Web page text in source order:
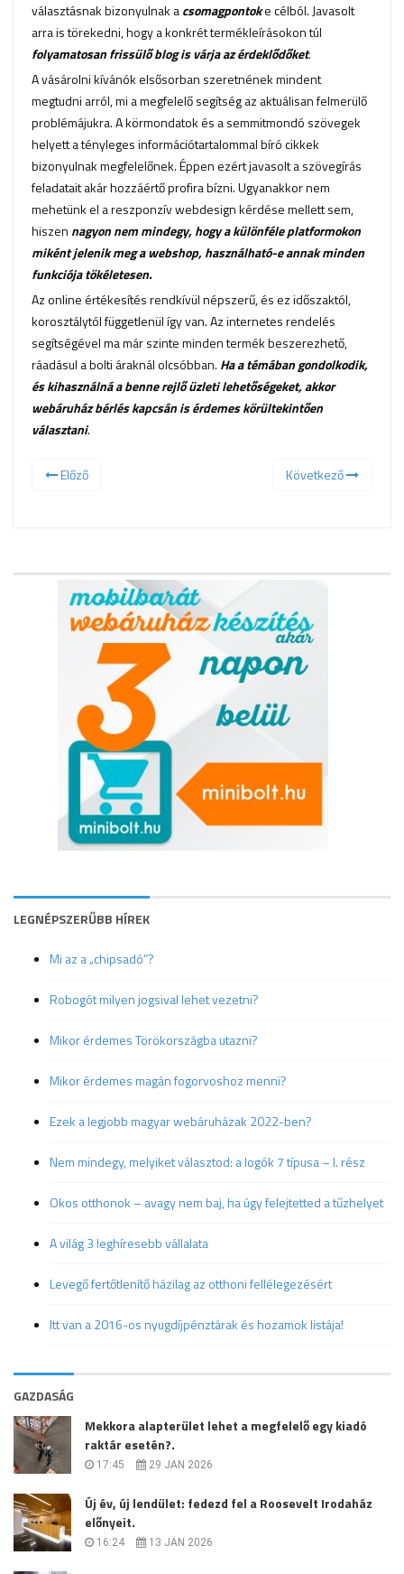
választásnak bizonyulnak acsomagpontoke célból. Javasolt
arra is törekedni, hogy a konkrét termékleírásokon túl
folyamatosan frissülő blog is várja az érdeklődőket.
A vásárolni kívánók elsősorban szeretnének mindent
megtudni arról, mi a megfelelő segítség az aktuálisan felmerülő
problémájukra. A körmondatok és a semmitmondó szövegek
helyett a tényleges információtartalommal bíró cikkek
bizonyulnak megfelelőnek. Éppen ezért javasolt a szövegírás
feladatait akár hozzáértő profira bízni. Ugyanakkor nem
mehetünk el a reszponzív webdesign kérdése mellett sem,
hiszen nagyon nem mindegy, hogy a különféle platformokon
miként jelenik meg a webshop, használható-e annak minden
funkciója tökéletesen.
Az online értékesítés rendkívül népszerű, és ez időszaktól,
korosztálytól függetlenül így van. Az internetes rendelés
segítségével ma már szinte minden termék beszerezhető,
ráadásul a bolti áraknál olcsóbban. Ha a témában gondolkodik,
és kihasználná a benne rejlő üzleti lehetőségeket, akkor
webáruház bérlés kapcsán is érdemes körültekintően
választani.
Előző Következő
LEGNÉPSZERŰBB HÍREK
Mi az a „chipsadó”?
Robogót milyen jogsival lehet vezetni?
Mikor érdemes Törökországba utazni?
Mikor érdemes magán fogorvoshoz menni?
Ezek a legjobb magyar webáruházak 2022-ben?
Nem mindegy, melyiket választod: a logók 7 típusa – I. rész
Okos otthonok – avagy nem baj, ha úgy felejtetted a tűzhelyet
A világ 3 leghíresebb vállalata
Levegő fertőtlenítő házilag az otthoni fellélegezésért
Itt van a 2016-os nyugdíjpénztárak és hozamok listája!
GAZDASÁG
Mekkora alapterület lehet a megfelelő egy kiadó
raktár esetén?.
17:45 29 JAN 2026
Új év, új lendület: fedezd fel a Roosevelt Irodaház
előnyeit.
16:24 13 JAN 2026